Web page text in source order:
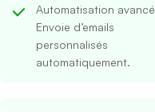
Automatisation
Envoie d’emails
personnalisés
automatiquement.